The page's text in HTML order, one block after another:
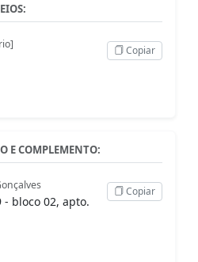
Copiar
E COMPLEMENTO:
- bloco 02, apto.
Copiar